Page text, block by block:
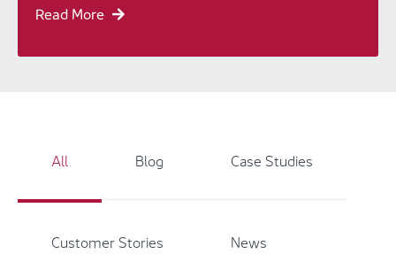
Read More
All Blog Case Studies
Customer Stories News